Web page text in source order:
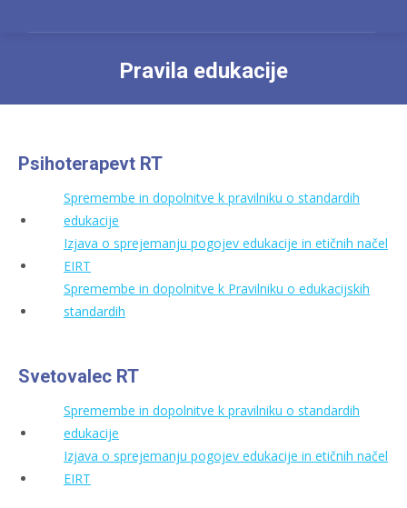
Pravila edukacije
Psihoterapevt RT
Spremembe in dopolnitve k pravilniku o standardih
edukacije
Izjava o sprejemanju pogojev edukacije in etičnih načel
EIRT
Spremembe in dopolnitve k Pravilniku o edukacijskih
standardih
Svetovalec RT
Spremembe in dopolnitve k pravilniku o standardih
edukacije
Izjava o sprejemanju pogojev edukacije in etičnih načel
EIRT